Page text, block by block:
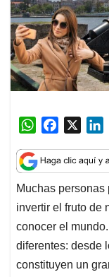
W
a
t
s
A
p
p
c
e
b
o
o
k
n
k
e
d
I
Muchas
invertir el fruto de
conocer el
diferentes: desde
constituyen un